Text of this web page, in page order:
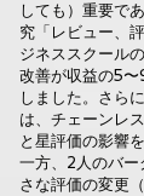
しても）重要で
究「レビュー、
ジネススクール
改善が収益の5
しました。さら
は、チェーンレ
と星評価の影響
一方、2人のバー
さな評価の変更